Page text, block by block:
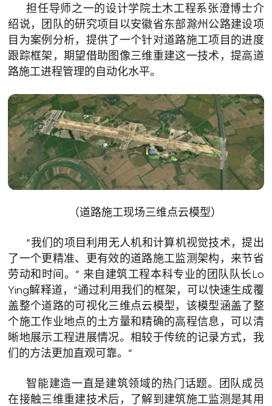
担任导师之一的设计学院土木工程系张澄博士介
绍说，团队的研究项目以安徽省东部滁州公路建设项
目为案例分析，提供了一个针对道路施工项目的进度
跟踪框架，期望借助图像三维重建这一技术，提高道
路施工进程管理的自动化水平。
（道路施工现场三维点云模型）
“我们的项目利用无人机和计算机视觉技术，提出
了一个更精准、更有效的道路施工监测架构，来节省
劳动和时间。” 来自建筑工程本科专业的团队队长Lo
Ying解释道，“通过利用我们的框架，可以快速生成覆
盖整个道路的可视化三维点云模型，该模型涵盖了整
个施工作业地点的土方量和精确的高程信息，可以清
晰地展示工程进展情况。相较于传统的记录方式，我
们的方法更加直观可靠。”
智能建造一直是建筑领域的热门话题。团队成员
在接触三维重建技术后，了解到建筑施工监测是其用